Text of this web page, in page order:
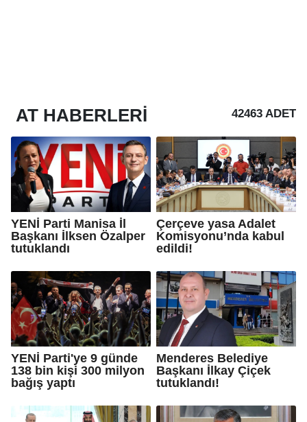
AT HABERLERI 42463 ADET
YENİ Parti Manisa İl
Başkanı İlksen Özalper
tutuklandı
Çerçeve yasa Adalet
Komisyonu’nda kabul
edildi!
YENİ Parti'ye 9 günde
138 bin kişi 300 milyon
bağış yaptı
Menderes Belediye
Başkanı İlkay Çiçek
tutuklandı!